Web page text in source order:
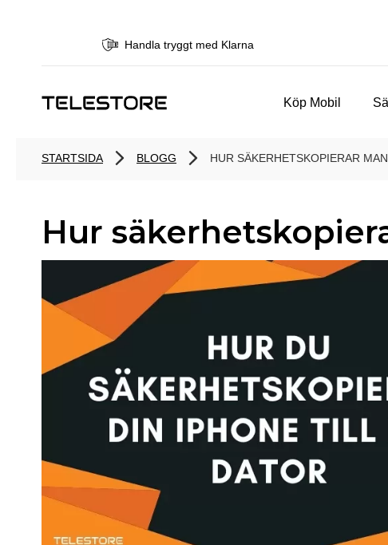
Handla tryggt med Klarna
Köp Mobil
STARTSIDA BLOGG HUR SÄKERHETSKOPIERAR
Hur